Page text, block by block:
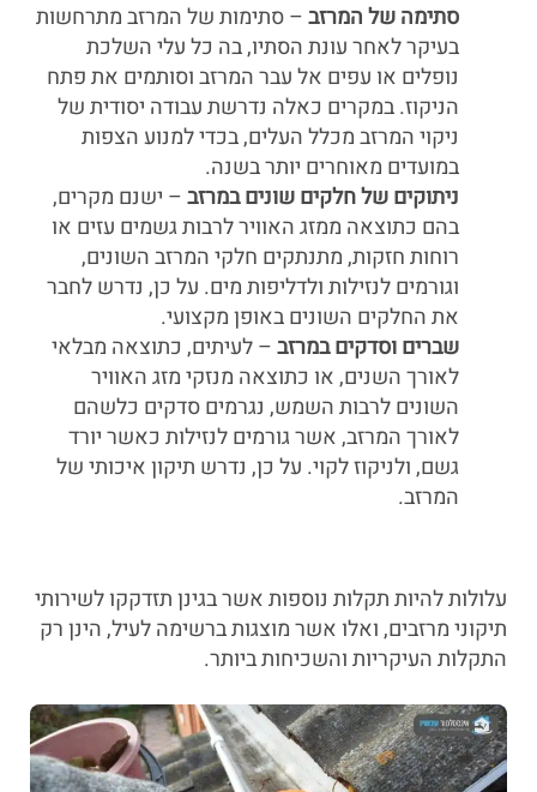
סתימה של המרזב– סתימות של המרזב מתרחשות
בעיקר לאחר עונת הסתיו, בה כל עלי השלכת
נופלים או עפים אל עבר המרזב וסותמים את פתח
הניקוז. במקרים כאלה נדרשת עבודה יסודית של
ניקוי המרזב מכלל העלים, בכדי למנוע הצפות
במועדים מאוחרים יותר בשנה.
ניתוקים של חלקים שונים במרזב– ישנם מקרים,
בהם כתוצאה ממזג האוויר לרבות גשמים עזים או
רוחות חזקות, מתנתקים חלקי המרזב השונים,
וגורמים לנזילות ולדליפות מים. על כן, נדרש לחבר
את החלקים השונים באופן מקצועי.
שברים וסדקים במרזב– לעיתים, כתוצאה מבלאי
לאורך השנים, או כתוצאה מנזקי מזג האוויר
השונים לרבות השמש, נגרמים סדקים כלשהם
לאורך המרזב, אשר גורמים לנזילות כאשר יורד
גשם, ולניקוז לקוי. על כן, נדרש תיקון איכותי של
המרזב.
עלולות להיות תקלות נוספות אשר בגינן תזדקקו לשירותי
תיקוני מרזבים, ואלו אשר מוצגות ברשימה לעיל, הינן רק
התקלות העיקריות והשכיחות ביותר.